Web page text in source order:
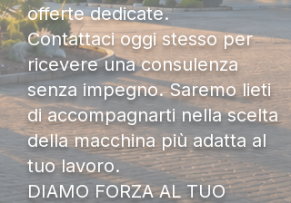
offerte dedicate.
Contattaci oggi stesso per
ricevere una consulenza
senza impegno. Saremo lieti
di accompagnarti nella scelta
della macchina più adatta al
tuo lavoro.
DIAMO FORZA AL TUO